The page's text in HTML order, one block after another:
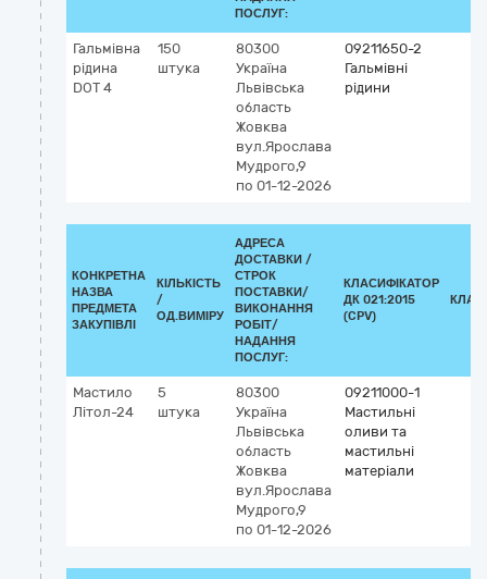
ПОСЛУГ:
Гальмівна
рідина
DOT 4
150
штука
80300
Україна
Львівська
область
Жовква
вул.Ярослава
Мудрого,9
по 01-12-2026
09211650-2
Гальмівні
рідини
КОНКРЕТНА
НАЗВА
ПРЕДМЕТА
ЗАКУПІВЛІ
КІЛЬКІСТЬ
/
ОД.ВИМІРУ
АДРЕСА
ДОСТАВКИ /
СТРОК
ПОСТАВКИ/
ВИКОНАННЯ
РОБІТ/
НАДАННЯ
ПОСЛУГ:
КЛАСИФІКАТОР
ДК 021:2015
(CPV)
Мастило
Літол-24
5
штука
80300
Україна
Львівська
область
Жовква
вул.Ярослава
Мудрого,9
по 01-12-2026
09211000-1
Мастильні
оливи та
мастильні
матеріали